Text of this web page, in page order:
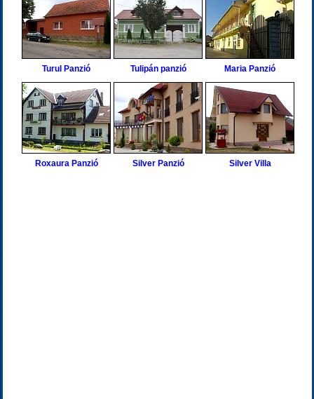
Turul Panzió Tulipán panzió Maria Panzió
Roxaura Panzió Silver Panzió Silver Villa